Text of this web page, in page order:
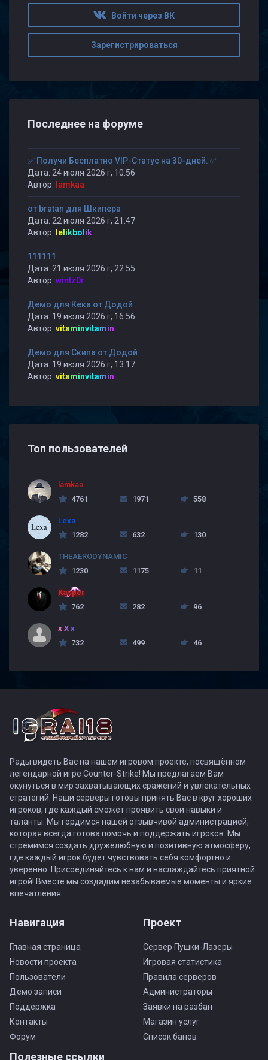
Войти через ВК
Зарегистрироваться
Последнее на форуме
✅ Получи Бесплатно VIP-Статус на 30-дней. ✅
Дата: 24 июля 2026 г, 10:56
Автор: lamkaa
от bratan для Шкипера
Дата: 22 июля 2026 г, 21:47
Автор: lelikbolik
111111
Дата: 21 июля 2026 г, 22:55
Автор: wintz0r
Демо для Кека от Додой
Дата: 19 июля 2026 г, 16:56
Автор: vitaminvitamin
Демо для Скипа от Додой
Дата: 19 июля 2026 г, 13:17
Автор: vitaminvitamin
Топ пользователей
lamkaa
4761
1971 558
Lexa
1282
632 130
THEAERODYNAMIC
1230
1175 11
Kasper
762
282 96
x X x
732
499 46
Рады видеть Вас на нашем игровом проекте, посвящённом
легендарной игре Counter-Strike! Мы предлагаем Вам
окунуться в мир захватывающих сражений и увлекательных
стратегий. Наши серверы готовы принять Вас в круг хороших
игроков, где каждый сможет проявить свои навыки и
таланты. Мы гордимся нашей отзывчивой администрацией,
которая всегда готова помочь и поддержать игроков. Мы
стремимся создать дружелюбную и позитивную атмосферу,
где каждый игрок будет чувствовать себя комфортно и
уверенно. Присоединяйтесь к нам и наслаждайтесь приятной
игрой! Вместе мы создадим незабываемые моменты и яркие
впечатления.
Навигация
Главная страница
Новости проекта
Пользователи
Демо записи
Поддержка
Контакты
Форум
Проект
Сервер Пушки-Лазеры
Игровая статистика
Правила серверов
Администраторы
Заявки на разбан
Магазин услуг
Список банов
Полезные ссылки